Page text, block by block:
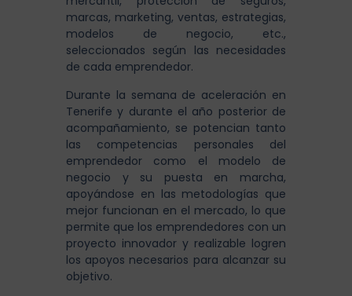
marcas, marketing, ventas, estrategias,
modelos de negocio, etc.,
seleccionados según las necesidades
de cada emprendedor.
Durante la semana de aceleración en
Tenerife y durante el año posterior de
acompañamiento, se potencian tanto
las competencias personales del
emprendedor como el modelo de
negocio y su puesta en marcha,
apoyándose en las metodologías que
mejor funcionan en el mercado, lo que
permite que los emprendedores con un
proyecto innovador y realizable logren
los apoyos necesarios para alcanzar su
objetivo.